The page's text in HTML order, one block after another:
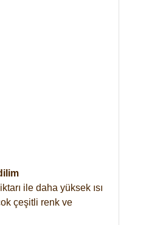
ile daha yüksek ısı
çeşitli renk ve